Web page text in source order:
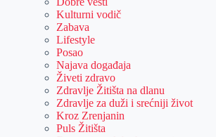
Kulturni vodič
Zabava
Lifestyle
Posao
Najava događaja
Živeti zdravo
Zdravlje Žitišta na dlanu
Zdravlje za duži i srećniji život
Kroz Zrenjanin
Puls Žitišta